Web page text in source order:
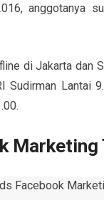
anggotanya
di Jakarta dan
Sudirman Lantai